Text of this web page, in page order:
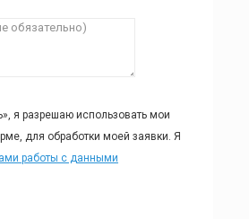
я разрешаю использовать мои
для обработки моей заявки. Я
работы с данными